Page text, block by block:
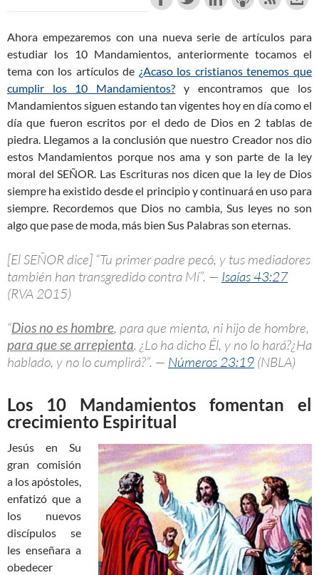
Ahora empezaremos con una nueva serie de artículos para
estudiar los 10 Mandamientos, anteriormente tocamos el
tema con los artículos de ¿Acaso los cristianos tenemos que
cumplir los 10 Mandamientos? y encontramos que los
Mandamientos siguen estando tan vigentes hoy en día como el
día que fueron escritos por el dedo de Dios en 2 tablas de
piedra. Llegamos a la conclusión que nuestro Creador nos dio
estos Mandamientos porque nos ama y son parte de la ley
moral del SEÑOR. Las Escrituras nos dicen que la ley de Dios
siempre ha existido desde el principio y continuará en uso para
siempre. Recordemos que Dios no cambia, Sus leyes no son
algo que pase de moda, más bien Sus Palabras son eternas.
[El SEÑOR dice] “Tu primer padre pecó, y tus mediadores
también han transgredido contra Mí”. — Isaías 43:27
(RVA 2015)
“Dios no es hombre, para que mienta, ni hijo de hombre,
para que se arrepienta. ¿Lo ha dicho Él, y no lo hará?¿Ha
hablado, y no lo cumplirá?”. — Números 23:19 (NBLA)
Los 10 Mandamientos fomentan el
crecimiento Espiritual
Jesús en Su
gran comisión
a los apóstoles,
enfatizó que a
los nuevos
discípulos se
les enseñara a
obedecer